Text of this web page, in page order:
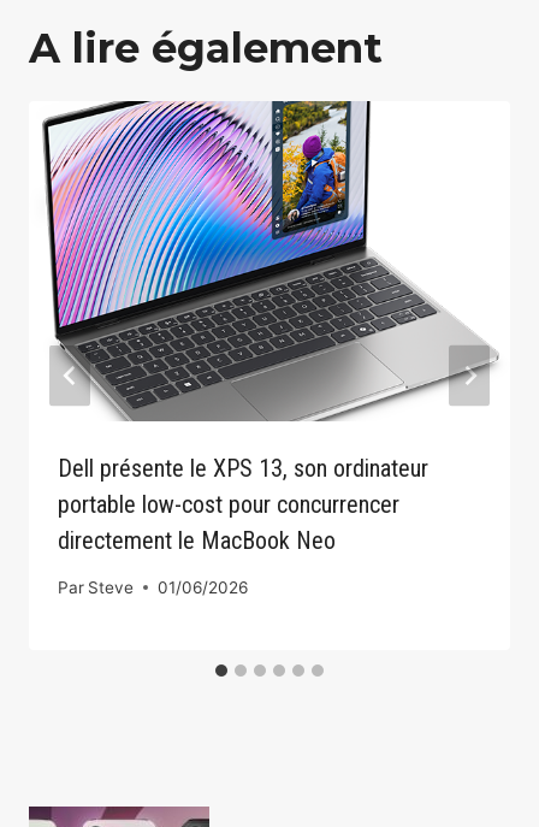
A lire également
Dell présente le XPS 13, son ordinateur
portable low-cost pour concurrencer
directement le MacBook Neo
Par Steve 01/06/2026